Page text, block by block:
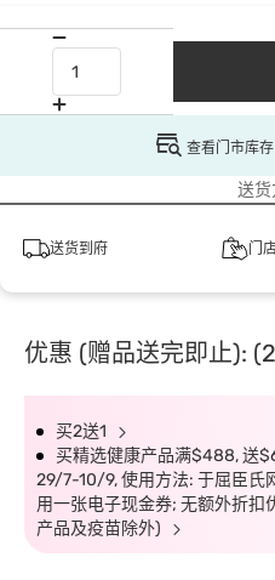
查看门市库
送
送货到府 门
优惠 (赠品送完即止):
买2送1
买精选健康产品满$488, 送
29/7-10/9, 使用方法: 于屈臣氏
用一张电子现金券; 无额外折扣
产品及疫苗除外)